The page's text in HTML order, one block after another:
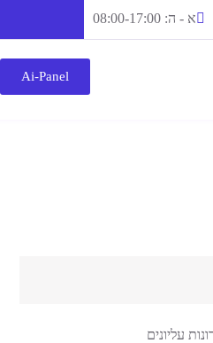
א - ה: 08:00-17:00
Ai-Panel
עליונים